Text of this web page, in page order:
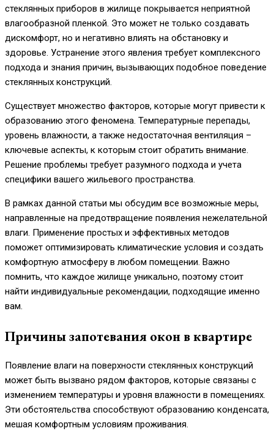
стеклянных приборов в жилище покрывается неприятной
влагообразной пленкой. Это может не только создавать
дискомфорт, но и негативно влиять на обстановку и
здоровье. Устранение этого явления требует комплексного
подхода и знания причин, вызывающих подобное поведение
стеклянных конструкций.
Существует множество факторов, которые могут привести к
образованию этого феномена. Температурные перепады,
уровень влажности, а также недостаточная вентиляция –
ключевые аспекты, к которым стоит обратить внимание.
Решение проблемы требует разумного подхода и учета
специфики вашего жильевого пространства.
В рамках данной статьи мы обсудим все возможные меры,
направленные на предотвращение появления нежелательной
влаги. Применение простых и эффективных методов
поможет оптимизировать климатические условия и создать
комфортную атмосферу в любом помещении. Важно
помнить, что каждое жилище уникально, поэтому стоит
найти индивидуальные рекомендации, подходящие именно
вам.
Причины запотевания окон в квартире
Появление влаги на поверхности стеклянных конструкций
может быть вызвано рядом факторов, которые связаны с
изменением температуры и уровня влажности в помещениях.
Эти обстоятельства способствуют образованию конденсата,
мешая комфортным условиям проживания.